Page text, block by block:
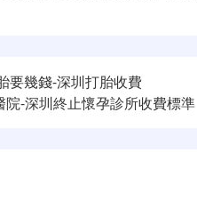
要幾錢-深圳打胎收費
-深圳終止懷孕診所收費標準